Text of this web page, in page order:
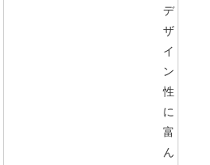
デ
ザ
イ
ン
性
に
富
ん